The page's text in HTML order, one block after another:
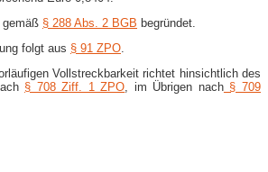
§ 288 Abs. 2 BGB begründet.
folgt aus § 91 ZPO
Vollstreckbarkeit richtet hinsichtlich des
§ 708 Ziff. 1 ZPO , im Übrigen nach§ 709